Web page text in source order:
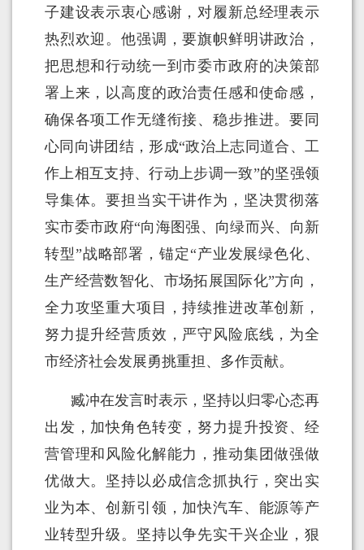
子建设表示衷心感谢，对履新总经理表示
热烈欢迎。他强调，要旗帜鲜明讲政治，
把思想和行动统一到市委市政府的决策部
署上来，以高度的政治责任感和使命感，
确保各项工作无缝衔接、稳步推进。要同
心同向讲团结，形成“政治上志同道合、工
作上相互支持、行动上步调一致”的坚强领
导集体。要担当实干讲作为，坚决贯彻落
实市委市政府“向海图强、向绿而兴、向新
转型”战略部署，锚定“产业发展绿色化、
生产经营数智化、市场拓展国际化”方向，
全力攻坚重大项目，持续推进改革创新，
努力提升经营质效，严守风险底线，为全
市经济社会发展勇挑重担、多作贡献。
臧冲在发言时表示，坚持以归零心态再
出发，加快角色转变，努力提升投资、经
营管理和风险化解能力，推动集团做强做
优做大。坚持以必成信念抓执行，突出实
业为本、创新引领，加快汽车、能源等产
业转型升级。坚持以争先实干兴企业，狠